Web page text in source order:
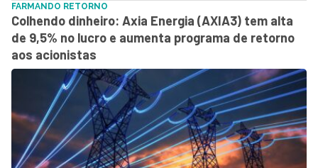
FARMANDO RETORNO
Colhendo dinheiro: Axia Energia (AXIA3) tem alta
de 9,5% no lucro e aumenta programa de retorno
aos acionistas